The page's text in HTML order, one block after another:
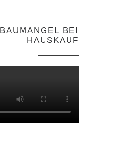
BAUMANGEL BEI
HAUSKAUF